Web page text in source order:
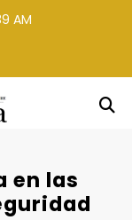
AM
en las